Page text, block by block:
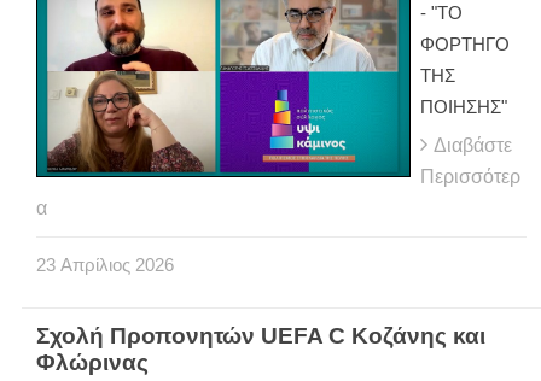
- "ΤΟ
ΦΟΡΤΗΓΟ
ΤΗΣ
ΠΟΙΗΣΗΣ"
Διαβάστε
Περισσότερ
α
23 Απρίλιος 2026
Σχολή Προπονητών UEFA C Κοζάνης και
Φλώρινας